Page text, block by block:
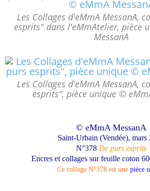
Les Collages d'eMmA MessanA,
esprits" dans l'eMmAtelier, pièce
MessanA
Les Collages d'eMmA MessanA,
esprits", pièce unique ©
© eMmA MessanA
Saint-Urbain (Vendée), mars
N°378 De purs esprits
Encres et collages surfeuille coton
Ce collage N°378 est une pièce